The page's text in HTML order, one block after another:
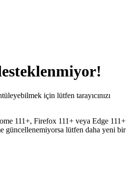
için lütfen tarayıcınızı
111+, Firefox 111+ veya Edge 111+
güncellenemiyorsa lütfen daha yeni bir